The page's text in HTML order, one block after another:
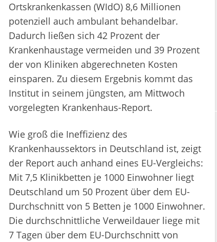
Ortskrankenkassen (WIdO) 8,6 Millionen
potenziell auch ambulant behandelbar.
Dadurch ließen sich 42 Prozent der
Krankenhaustage vermeiden und 39 Prozent
der von Kliniken abgerechneten Kosten
einsparen. Zu diesem Ergebnis kommt das
Institut in seinem jüngsten, am Mittwoch
vorgelegten Krankenhaus-Report.
Wie groß die Ineffizienz des
Krankenhaussektors in Deutschland ist, zeigt
der Report auch anhand eines EU-Vergleichs:
Mit 7,5 Klinikbetten je 1000 Einwohner liegt
Deutschland um 50 Prozent über dem EU-
Durchschnitt von 5 Betten je 1000 Einwohner.
Die durchschnittliche Verweildauer liege mit
7 Tagen über dem EU-Durchschnitt von